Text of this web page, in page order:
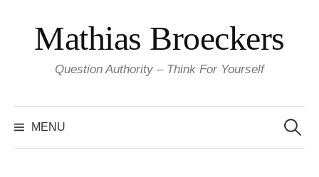
content
Mathias Broeckers
Question Authority – Think For Yourself
MENU
for: